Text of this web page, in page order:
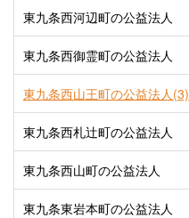
東九条西河辺町の公益法人
東九条西御霊町の公益法人
東九条西山王町の公益法人(3)
東九条西札辻町の公益法人
東九条西山町の公益法人
東九条東岩本町の公益法人